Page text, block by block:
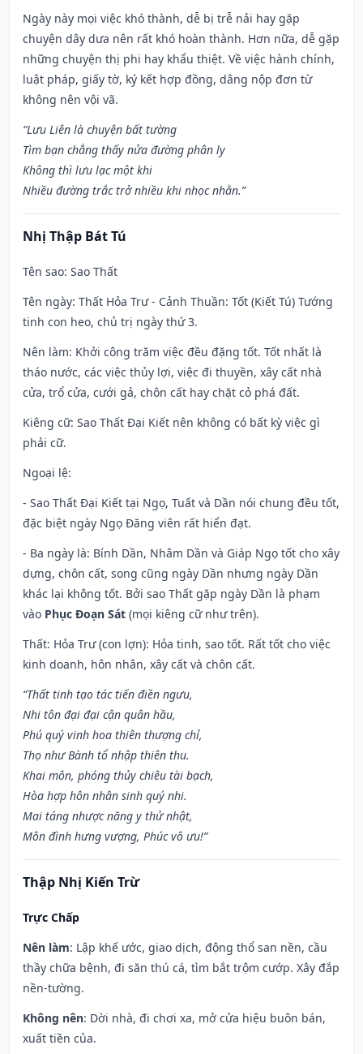
Ngày này mọi việc khó thành, dễ bị trễ nải hay gặp
chuyện dây dưa nên rất khó hoàn thành. Hơn nữa, dễ gặp
những chuyện thị phi hay khẩu thiệt. Về việc hành chính,
luật pháp, giấy tờ, ký kết hợp đồng, dâng nộp đơn từ
không nên vội vã.
“Lưu Liên là chuyện bất tường
Tìm bạn chẳng thấy nửa đường phân ly
Không thì lưu lạc một khi
Nhiều đường trắc trở nhiều khi nhọc nhằn.”
Nhị Thập Bát Tú
Tên sao: Sao Thất
Tên ngày: Thất Hỏa Trư - Cảnh Thuần: Tốt (Kiết Tú) Tướng
tinh con heo, chủ trị ngày thứ 3.
Nên làm: Khởi công trăm việc đều đặng tốt. Tốt nhất là
tháo nước, các việc thủy lợi, việc đi thuyền, xây cất nhà
cửa, trổ cửa, cưới gả, chôn cất hay chặt cỏ phá đất.
Kiêng cữ: Sao Thất Đại Kiết nên không có bất kỳ việc gì
phải cữ.
Ngoại lệ:
- Sao Thất Đại Kiết tại Ngọ, Tuất và Dần nói chung đều tốt,
đặc biệt ngày Ngọ Đăng viên rất hiển đạt.
- Ba ngày là: Bính Dần, Nhâm Dần và Giáp Ngọ tốt cho xây
dựng, chôn cất, song cũng ngày Dần nhưng ngày Dần
khác lại không tốt. Bởi sao Thất gặp ngày Dần là phạm
vào Phục Đoạn Sát (mọi kiêng cữ như trên).
Thất: Hỏa Trư (con lợn): Hỏa tinh, sao tốt. Rất tốt cho việc
kinh doanh, hôn nhân, xây cất và chôn cất.
“Thất tinh tạo tác tiến điền ngưu,
Nhi tôn đại đại cận quân hầu,
Phú quý vinh hoa thiên thượng chỉ,
Thọ như Bành tổ nhập thiên thu.
Khai môn, phóng thủy chiêu tài bạch,
Hòa hợp hôn nhân sinh quý nhi.
Mai táng nhược năng y thử nhật,
Môn đình hưng vượng, Phúc vô ưu!”
Thập Nhị Kiến Trừ
Trực Chấp
Nên làm: Lập khế ước, giao dịch, động thổ san nền, cầu
thầy chữa bệnh, đi săn thú cá, tìm bắt trộm cướp. Xây đắp
nền-tường.
Không nên: Dời nhà, đi chơi xa, mở cửa hiệu buôn bán,
xuất tiền của.